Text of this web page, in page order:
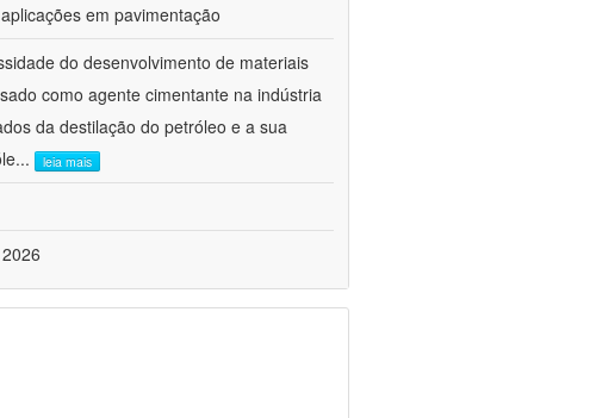
em pavimentação
do desenvolvimento de materiais
como agente cimentante na indústria
da destilação do petróleo e a sua
... leia mais